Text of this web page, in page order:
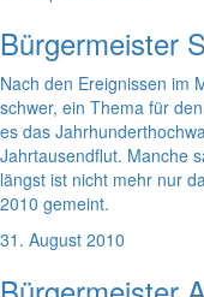
Bürgermeister
Nach den Ereignissen im
schwer, ein Thema für
es das
Jahrtausendflut. Manche
längst ist nicht mehr nur
2010 gemeint.
31. August 2010